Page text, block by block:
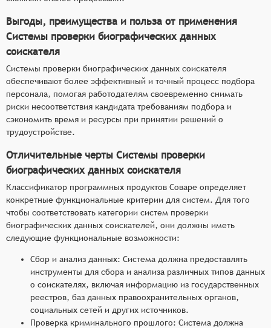
Выгоды, преимущества и польза от применения
Системы проверки биографических данных
соискателя
Системы проверки биографических данных соискателя
обеспечивают более эффективный и точный процесс подбора
персонала, помогая работодателям своевременно снимать
риски несоответствия кандидата требованиям подбора и
сэкономить время и ресурсы при принятии решений о
трудоустройстве.
Отличительные черты Системы проверки
биографических данных соискателя
Классификатор программных продуктов Соваре определяет
конкретные функциональные критерии для систем. Для того
чтобы соответствовать категории систем проверки
биографических данных соискателей, они должны иметь
следующие функциональные возможности:
Сбор и анализ данных: Система должна предоставлять
инструменты для сбора и анализа различных типов данных
о соискателях, включая информацию из государственных
реестров, баз данных правоохранительных органов,
социальных сетей и других источников.
Проверка криминального прошлого: Система должна